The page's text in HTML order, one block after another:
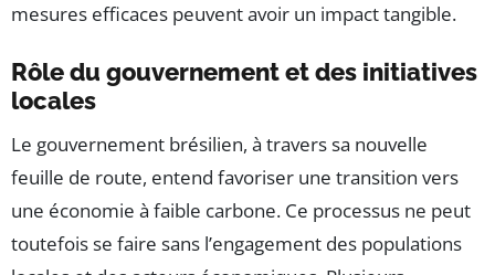
mesures efficaces peuvent avoir un impact tangible.
Rôle du gouvernement et des initiatives
locales
Le gouvernement brésilien, à travers sa nouvelle
feuille de route, entend favoriser une transition vers
une économie à faible carbone. Ce processus ne peut
toutefois se faire sans l’engagement des populations